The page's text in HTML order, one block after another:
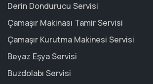
Derin Dondurucu Servisi
Çamaşır Makinası Tamir Servisi
Çamaşır Kurutma Makinesi Servisi
Beyaz Eşya Servisi
Buzdolabı Servisi